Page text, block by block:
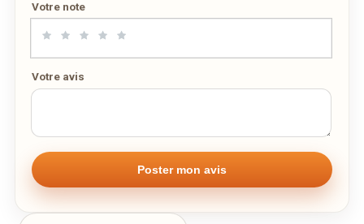
Votre note
Votre avis